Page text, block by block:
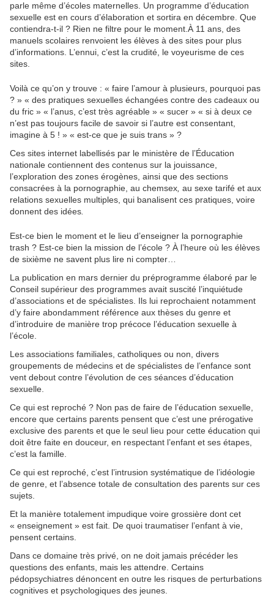
parle même d’écoles maternelles. Un programme d’éducation
sexuelle est en cours d’élaboration et sortira en décembre. Que
contiendra-t-il ? Rien ne filtre pour le moment.À 11 ans, des
manuels scolaires renvoient les élèves à des sites pour plus
d’informations. L’ennui, c’est la crudité, le voyeurisme de ces
sites.
Voilà ce qu’on y trouve : « faire l’amour à plusieurs, pourquoi pas
? » « des pratiques sexuelles échangées contre des cadeaux ou
du fric » « l’anus, c’est très agréable » « sucer » « si à deux ce
n’est pas toujours facile de savoir si l’autre est consentant,
imagine à 5 ! » « est-ce que je suis trans » ?
Ces sites internet labellisés par le ministère de l’Éducation
nationale contiennent des contenus sur la jouissance,
l’exploration des zones érogènes, ainsi que des sections
consacrées à la pornographie, au chemsex au sexe tarifé et aux
relations sexuelles multiples, qui banalisent ces pratiques, voire
donnent des idées
Est-ce bien le moment et le lieu d’enseigner la pornographie
trash ? Est-ce bien la mission de l’école ? À l’heure où les élèves
de sixième ne savent plus lire ni compter…
La publication en mars dernier du préprogramme élaboré par le
Conseil supérieur des programmes avait suscité l’inquiétude
d’associations et de spécialistes. Ils lui reprochaient notamment
d’y faire abondamment référence aux thèses du genre et
d’introduire de manière trop précoce l’éducation sexuelle à
l’école.
Les associations familiales, catholiques ou non, divers
groupements de médecins et de spécialistes de l’enfance sont
vent debout contre l’évolution de ces séances d’éducation
sexuelle.
Ce qui est reproché ? Non pas de faire de l’éducation sexuelle,
encore que certains parents pensent que c’est une prérogative
exclusive des parents et que le seul lieu pour cette éducation qui
doit être faite en douceur, en respectant l’enfant et ses étapes,
c’est la famille.
Ce qui est reproché, c’est l’intrusion systématique de l’idéologie
de genre, et l’absence totale de consultation des parents sur ces
sujets.
Et la manière totalement impudique voire grossière dont cet
« enseignement » est fait. De quoi traumatiser l’enfant à vie,
pensent certains.
Dans ce domaine très privé, on ne doit jamais précéder les
questions des enfants, mais les attendre. Certains
pédopsychiatres dénoncent en outre les risques de perturbations
cognitives et psychologiques des jeunes.